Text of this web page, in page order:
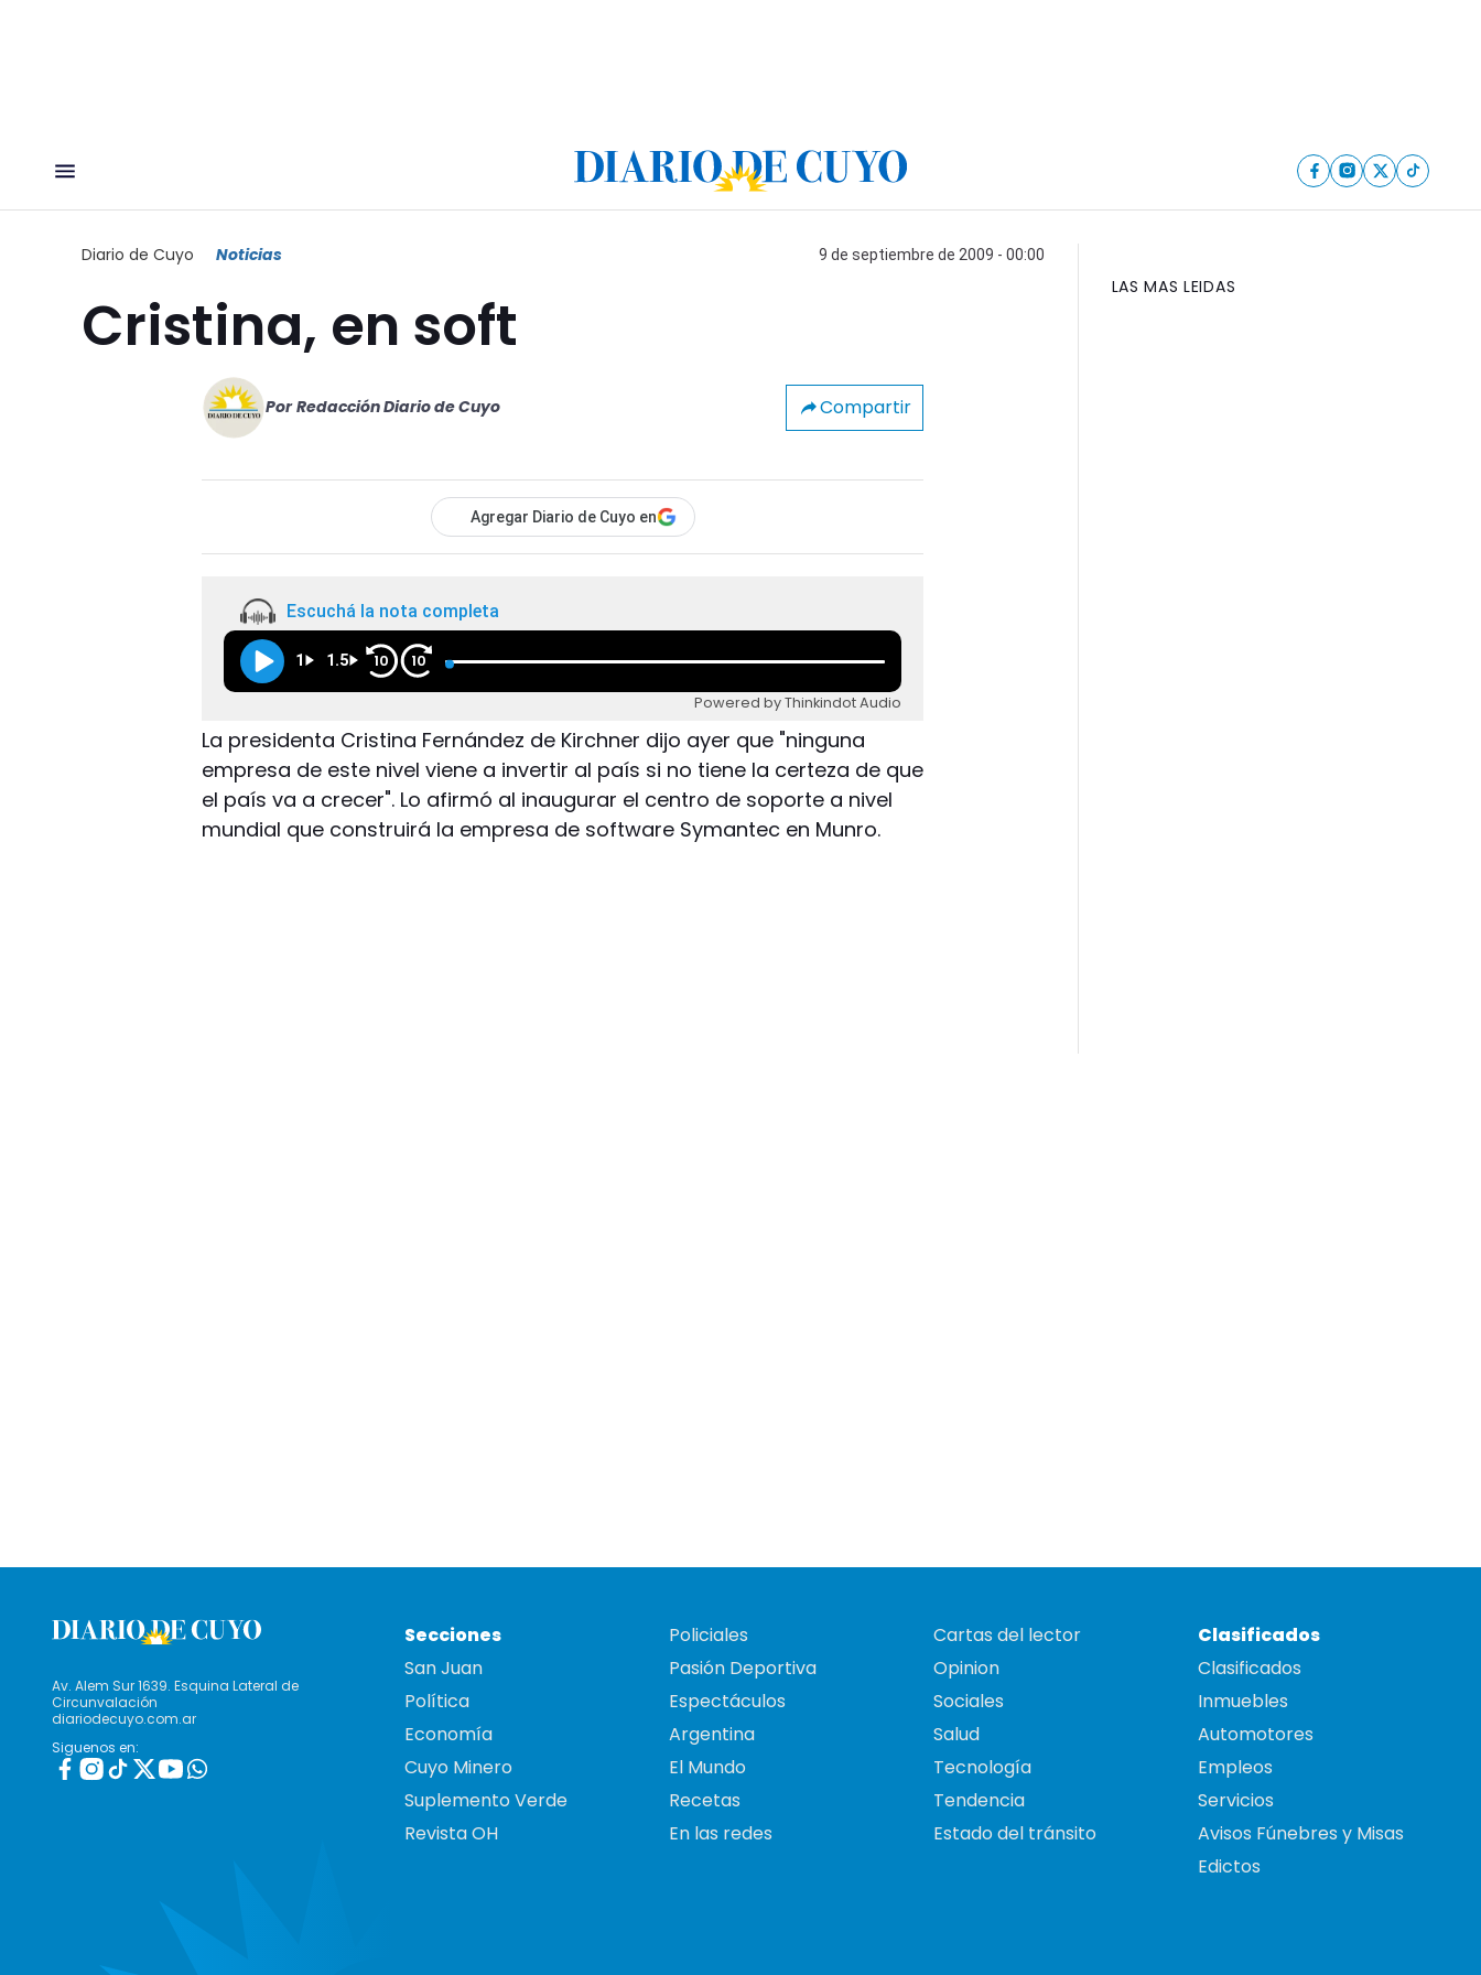
Diario de Cuyo Noticias 9 de septiembre de 2009 - 00:00
Cristina, en soft
Por Redacción Diario de Cuyo Compartir
Agregar Diario de Cuyo en
Escuchá la nota completa
1 1.5 10 10
Powered by Thinkindot Audio
La presidenta Cristina Fernández de Kirchner dijo ayer que "ninguna
empresa de este nivel viene a invertir al país si no tiene la certeza de que
el país va a crecer". Lo afirmó al inaugurar el centro de soporte a nivel
mundial que construirá la empresa de software Symantec en Munro.
LAS MAS LEIDAS
Av. Alem Sur 1639. Esquina Lateral de
Circunvalación
diariodecuyo.com.ar
Siguenos en:
Secciones
San Juan
Política
Economía
Cuyo Minero
Suplemento Verde
Revista OH
Policiales
Pasión Deportiva
Espectáculos
Argentina
El Mundo
Recetas
En las redes
Cartas del lector
Opinion
Sociales
Salud
Tecnología
Tendencia
Estado del tránsito
Clasificados
Clasificados
Inmuebles
Automotores
Empleos
Servicios
Avisos Fúnebres y Misas
Edictos